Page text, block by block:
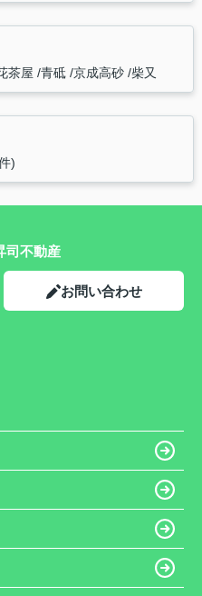
茶屋 青砥 京成高砂 柴又
)
司不動産
お問い合わせ